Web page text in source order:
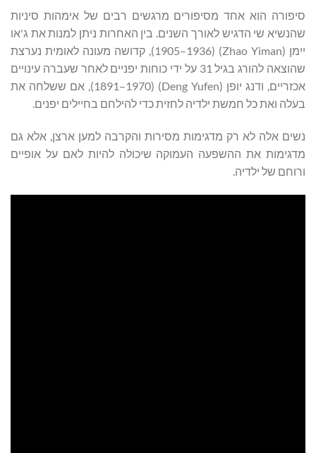
סיפורה הוא אחד מסיפורים מרגשים רבים של אימהות סיניות
שהנשיא שי הדגיש לאורך השנים. בין האחרות ניתן למנות את ג'או
יימן (Zhao Yiman) (1905–1936), קדושה מעונה לאומית נערצת
שהוצאה להורג בגיל 31 על ידי כוחות יפניים לאחר שעברה עינויים
אכזריים, ודנג יופן (Deng Yufen) (1891–1970), אם ששלחה את
בעלה ואת כל חמשת ילדיה לחזית כדי להילחם בחיילים יפנים.
נשים אלה לא רק מדגימות מסירות והקרבה למען ארצן, אלא גם
מדגימות את ההשפעה העמוקה שיכולה להיות לאם על אופיים
ורוחם של ילדיה.